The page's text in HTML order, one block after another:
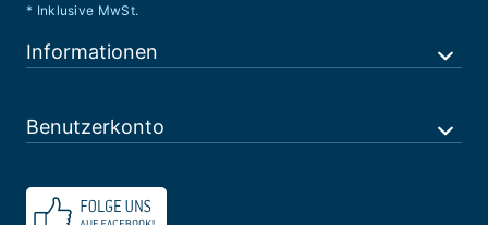
* Inklusive MwSt.
Informationen
Benutzerkonto